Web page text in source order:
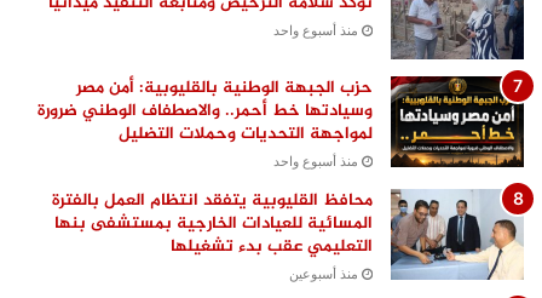
منذ أسبوع واحد
حزب الجبهة الوطنية بالقليوبية: أمن مصر
وسيادتها خط أحمر.. والاصطفاف الوطني ضرورة
لمواجهة التحديات وحملات التضليل
منذ أسبوع واحد
محافظ القليوبية يتفقد انتظام العمل بالفترة
المسائية للعيادات الخارجية بمستشفى بنها
التعليمي عقب بدء تشغيلها
منذ أسبوعين